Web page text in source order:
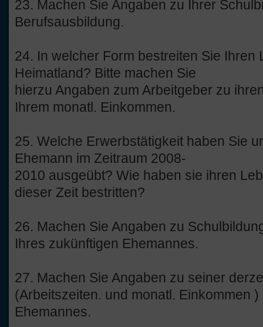
23. Machen Sie Angaben zu Ihrer
Berufsausbildung.
24. In welcher Form bestreiten Sie Ihren
Heimatland? Bitte machen Sie
hierzu Angaben zum Arbeitgeber zu
Ihrem monatl. Einkommen.
25. Welche Erwerbstätigkeit haben Sie
Ehemann im Zeitraum 2008-
2010 ausgeübt? Wie haben sie ihren
dieser Zeit bestritten?
26. Machen Sie Angaben zu
Ihres zukünftigen Ehemannes.
27. Machen Sie Angaben zu seiner
(Arbeitszeiten. und monatl. Einkommen
Ehemannes.